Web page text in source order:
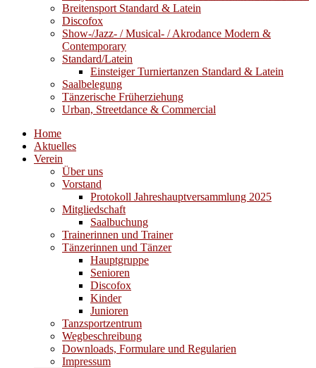
Breitensport Standard & Latein
Discofox
Show-/Jazz- / Musical- / Akrodance Modern &
Contemporary
Standard/Latein
Einsteiger Turniertanzen Standard & Latein
Saalbelegung
Tänzerische Früherziehung
Urban, Streetdance & Commercial
Home
Aktuelles
Verein
Über uns
Vorstand
Protokoll Jahreshauptversammlung 2025
Mitgliedschaft
Saalbuchung
Trainerinnen und Trainer
Tänzerinnen und Tänzer
Hauptgruppe
Senioren
Discofox
Kinder
Junioren
Tanzsportzentrum
Wegbeschreibung
Downloads, Formulare und Regularien
Impressum